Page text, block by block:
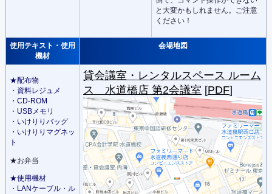
と大変かもしれません。ご注意
ください！
使用テキスト・使用
機材
会場地図
★配布物
・資料レジュメ
・CD-ROM
・USBメモリ
・いけりりバッグ
・いけりりマグネッ
ト
★お弁当
★使用機材
・LANケーブル・ル
貸会議室・レンタルスペース ルーム
ス 水道橋店 第2会議室 [PDF]